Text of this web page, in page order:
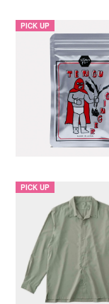
PICK UP
PICK UP